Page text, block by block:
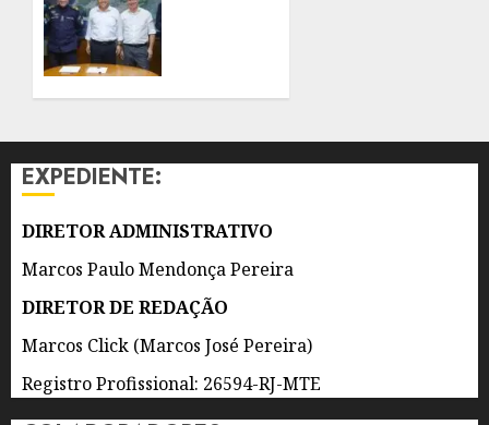
AGOSTO
DE 2026
EXPEDIENTE:
DIRETOR ADMINISTRATIVO
Marcos Paulo Mendonça Pereira
DIRETOR DE REDAÇÃO
Marcos Click (Marcos José Pereira)
Registro Profissional: 26594-RJ-MTE